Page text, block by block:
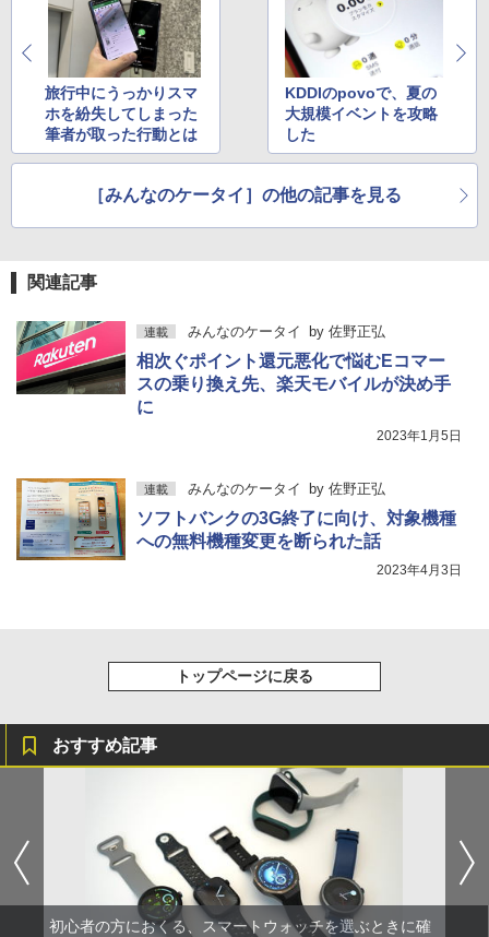
旅行中にうっかりスマ
ホを紛失してしまった
筆者が取った行動とは
KDDIのpovoで、夏の
大規模イベントを攻略
した
［みんなのケータイ］の他の記事を見る
関連記事
連載 みんなのケータイ by 佐野正弘
相次ぐポイント還元悪化で悩むEコマー
スの乗り換え先、楽天モバイルが決め手
に
2023年1月5日
連載 みんなのケータイ by 佐野正弘
ソフトバンクの3G終了に向け、対象機種
への無料機種変更を断られた話
2023年4月3日
トップページに戻る
おすすめ記事
初心者の方におくる、スマートウォッチを選ぶときに確